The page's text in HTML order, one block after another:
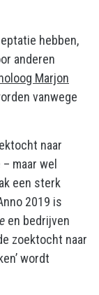
hebben,
anderen
Marjon
vanwege
naar
maar wel
een sterk
2019 is
en bedrijven
zoektocht naar
wordt